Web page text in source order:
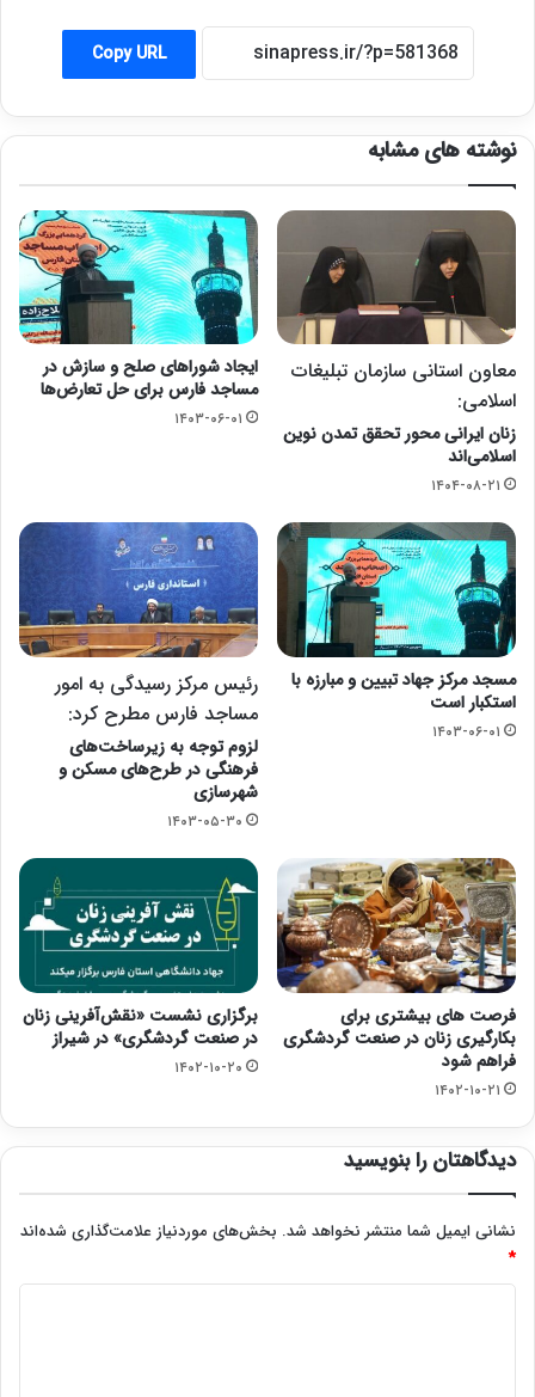
Copy URL
نوشته های مشابه
معاون استانی سازمان تبلیغات
اسلامی:
زنان ایرانی محور تحقق تمدن نوین
اسلامی‌اند
۱۴۰۴-۰۸-۲۱
ایجاد شوراهای صلح و سازش در
مساجد فارس برای حل تعارض‌ها
۱۴۰۳-۰۶-۰۱
مسجد مرکز جهاد تبیین و مبارزه با
استکبار است
۱۴۰۳-۰۶-۰۱
رئیس مرکز رسیدگی به امور
مساجد فارس مطرح کرد:
لزوم توجه به زیرساخت‌های
فرهنگی در طرح‌های مسکن و
شهرسازی
۱۴۰۳-۰۵-۳۰
فرصت های بیشتری برای
بکارگیری زنان در صنعت گردشگری
فراهم شود
۱۴۰۲-۱۰-۲۱
برگزاری نشست «نقش‌آفرینی زنان
در صنعت گردشگری» در شیراز
۱۴۰۲-۱۰-۲۰
دیدگاهتان را بنویسید
نشانی ایمیل شما منتشر نخواهد شد. بخش‌های موردنیاز علامت‌گذاری شده‌اند
*